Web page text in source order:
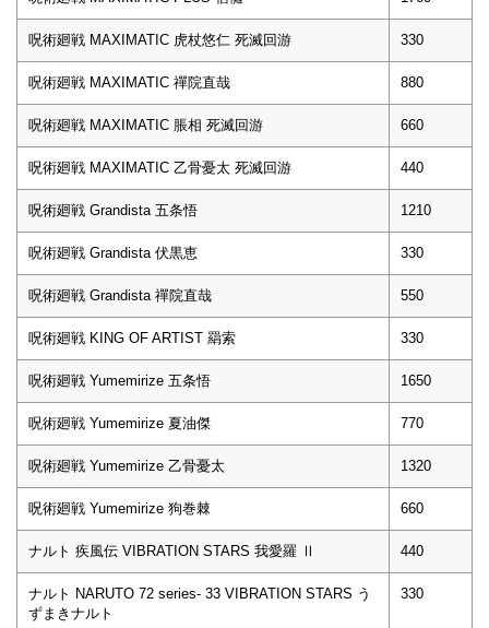
呪術廻戦 MAXIMATIC 虎杖悠仁 死滅回游 330
呪術廻戦 MAXIMATIC 禪院直哉 880
呪術廻戦 MAXIMATIC 脹相 死滅回游 660
呪術廻戦 MAXIMATIC 乙骨憂太 死滅回游 440
呪術廻戦 Grandista 五条悟 1210
呪術廻戦 Grandista 伏黒恵 330
呪術廻戦 Grandista 禪院直哉 550
呪術廻戦 KING OF ARTIST 羂索 330
呪術廻戦 Yumemirize 五条悟 1650
呪術廻戦 Yumemirize 夏油傑 770
呪術廻戦 Yumemirize 乙骨憂太 1320
呪術廻戦 Yumemirize 狗巻棘 660
ナルト 疾風伝 VIBRATION STARS 我愛羅 Ⅱ 440
ナルト NARUTO 72 series- 33 VIBRATION STARS う
ずまきナルト
330